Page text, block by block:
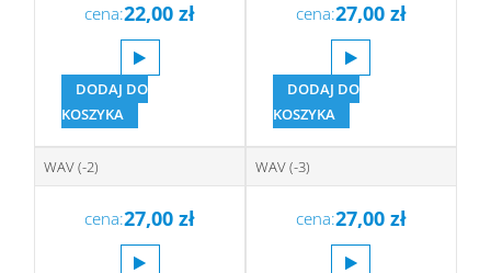
cena:22,00zł
DODAJ DO
KOSZYKA
cena:27,00 zł
DODAJ DO
KOSZYKA
WAV (-2)
cena:27,00zł
WAV (-3)
cena:27,00 zł